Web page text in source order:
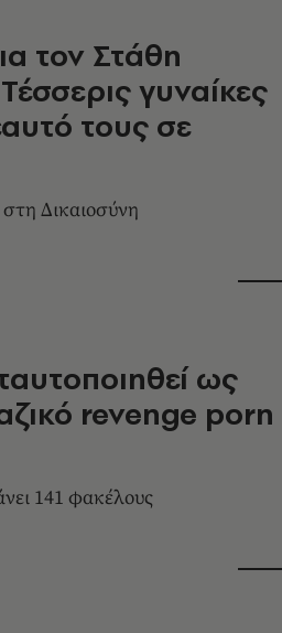
τον Στάθη
γυναίκες
τους σε
Δικαιοσύνη
ως
revenge porn
141 φακέλους